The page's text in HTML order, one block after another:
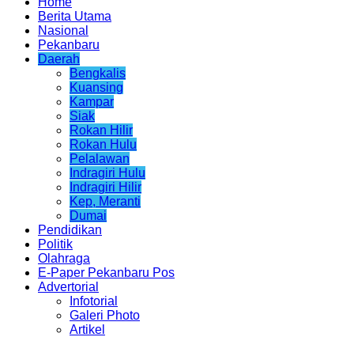
Berita Utama
Nasional
Pekanbaru
Daerah
Bengkalis
Kuansing
Kampar
Siak
Rokan Hilir
Rokan Hulu
Pelalawan
Indragiri Hulu
Indragiri Hilir
Kep, Meranti
Dumai
Pendidikan
Politik
Olahraga
E-Paper Pekanbaru Pos
Advertorial
Infotorial
Galeri Photo
Artikel